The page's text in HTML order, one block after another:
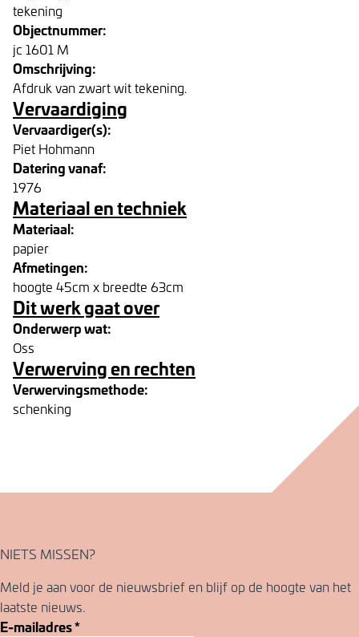
tekening
Objectnummer:
jc 1601 M
Omschrijving:
Afdruk van zwart wit tekening.
Vervaardiging
Vervaardiger(s):
Piet Hohmann
Datering vanaf:
1976
Materiaal en techniek
Materiaal:
papier
Afmetingen:
hoogte 45cm x breedte 63cm
Dit werk gaat over
Onderwerp wat:
Oss
Verwerving en rechten
Verwervingsmethode:
schenking
NIETS MISSEN?
Meld je aan voor de nieuwsbrief en blijf op de hoogte van het
laatste nieuws.
E-mailadres*